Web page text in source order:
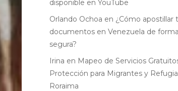
disponible en YouTube
Orlando Ochoa en ¿Cómo apostillar
documentos en Venezuela de
segura?
Irina en Mapeo de Servicios
Protección para Migrantes y
Roraima